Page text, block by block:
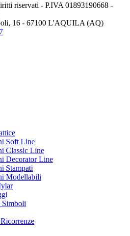
riservati - P.IVA 01893190668 -
16 - 67100 L'AQUILA (AQ)
Soft Line
Classic Line
Decorator Line
Stampati
Modellabili
Simboli